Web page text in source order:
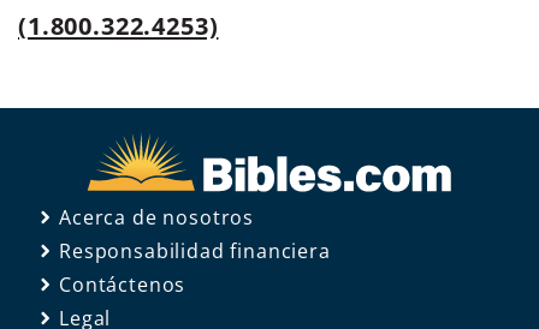
(1.800.322.4253)
Acerca de nosotros
Responsabilidad financiera
Contáctenos
Legal